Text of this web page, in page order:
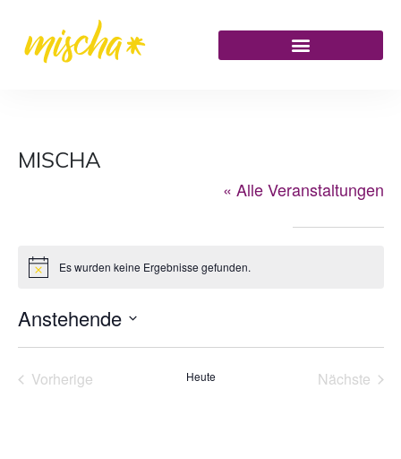
MISCHA
« Alle Veranstaltungen
HinweisEs wurden keine Ergebnisse gefunden.
Anstehende
Vorherige
Heute
Nächste